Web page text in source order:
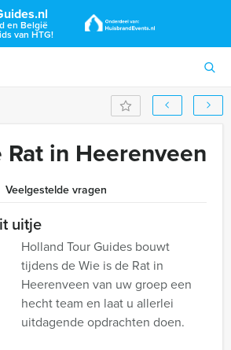
en België
van HTG!
in Heerenveen
Veelgestelde vragen
uitje
Holland Tour Guides bouwt
tijdens de Wie is de Rat in
Heerenveen van uw groep een
hecht team en laat u allerlei
uitdagende opdrachten doen.